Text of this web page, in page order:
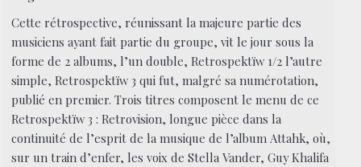
Cette rétrospective, réunissant la majeure partie des
musiciens ayant fait partie du groupe, vit le jour sous la
forme de 2 albums, l’un double, Retrospektïw 1/2 l’autre
simple, Retrospektïw 3 qui fut, malgré sa numérotation,
publié en premier. Trois titres composent le menu de ce
Retrospektïw 3 : Retrovision, longue pièce dans la
continuité de l’esprit de la musique de l’album Attahk, où,
sur un train d’enfer, les voix de Stella Vander, Guy Khalifa